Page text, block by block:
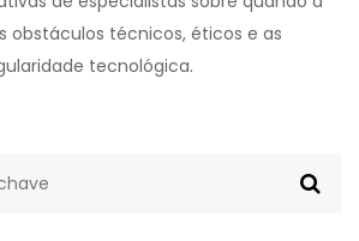
obstáculos técnicos, éticos e as
tecnológica.